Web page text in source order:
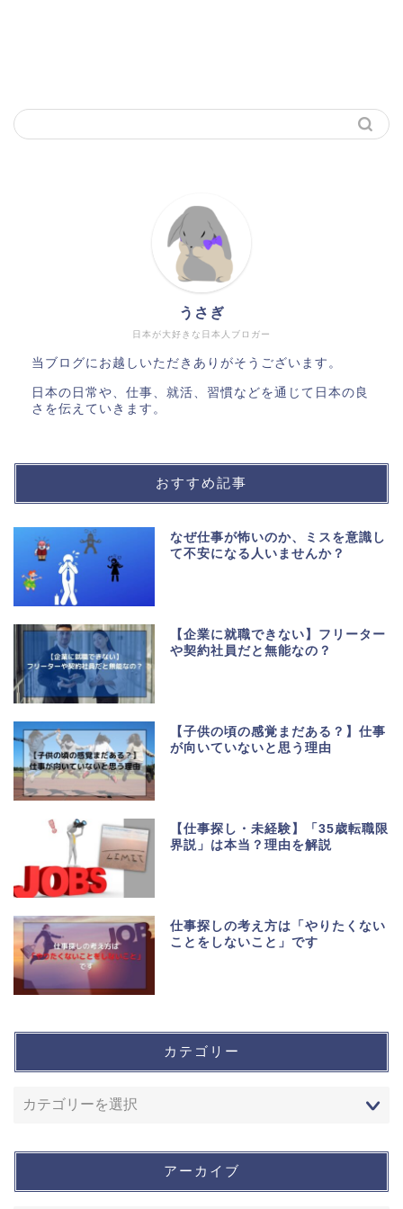
日本が大好きな日本人ブロガー
うさぎ
当ブログにお越しいただきありがそうございます。
日本の日常や、仕事、就活、習慣などを通じて日本の良
さを伝えていきます。
おすすめ記事
なぜ仕事が怖いのか、ミスを意識し
て不安になる人いませんか？
【企業に就職できない】フリーター
や契約社員だと無能なの？
【子供の頃の感覚まだある？】仕事
が向いていないと思う理由
【仕事探し・未経験】「35歳転職限
界説」は本当？理由を解説
仕事探しの考え方は「やりたくない
ことをしないこと」です
カテゴリー
アーカイブ
お問い合わせ